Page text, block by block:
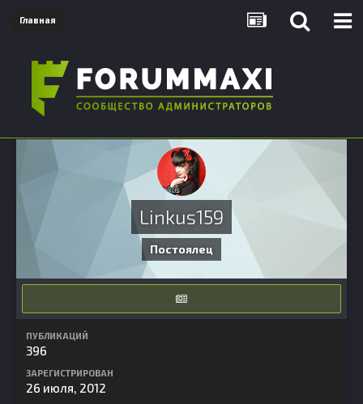
Главная
Linkus159
Постоялец
ПУБЛИКАЦИЙ
396
ЗАРЕГИСТРИРОВАН
26 июля, 2012